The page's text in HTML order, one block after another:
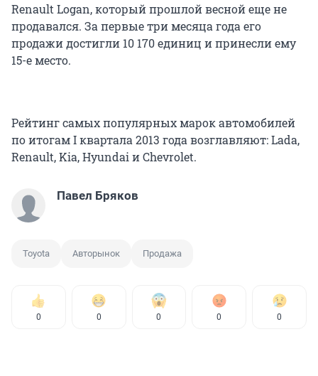
Renault Logan, который прошлой весной еще не
продавался. За первые три месяца года его
продажи достигли 10 170 единиц и принесли ему
15-е место.
Рейтинг самых популярных марок автомобилей
по итогам I квартала 2013 года возглавляют: Lada,
Renault, Kia, Hyundai и Chevrolet.
Павел Бряков
Toyota Авторынок Продажа
0 0 0 0 0